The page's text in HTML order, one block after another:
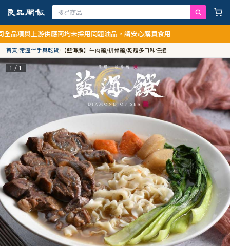
均未採用問題油品，請安心購買食用
首頁/常溫伴手與乾貨/ 【藍海饌】牛肉麵/排骨麵/乾麵多口味任選
1 / 1